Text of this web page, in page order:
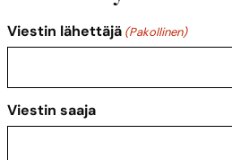
Viestin lähettäjä (Pakollinen)
Viestin saaja